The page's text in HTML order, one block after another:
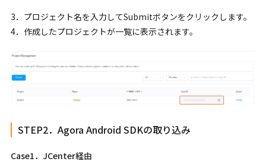
3．プロジェクト名を入力してSubmitボタンをクリックします。
4．作成したプロジェクトが一覧に表示されます。
STEP2．Agora Android SDKの取り込み
Case1．JCenter経由